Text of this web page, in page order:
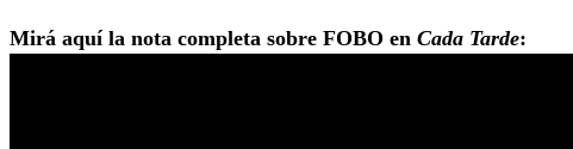
Mirá aquí la nota completa sobre FOBO en Cada Tarde: